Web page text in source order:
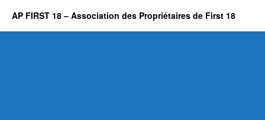
AP FIRST 18 – Association des Propriétaires de First 18